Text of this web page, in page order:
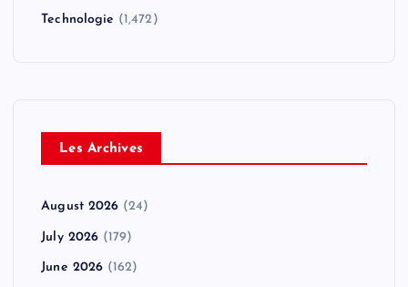
Technologie (1,472)
Les Archives
August 2026 (24)
July 2026 (179)
June 2026 (162)